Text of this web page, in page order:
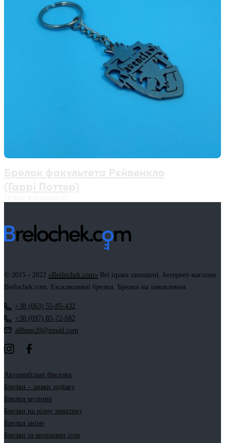
© 2015 - 2022 «Brelochek.com» Всі права захищені. Інтернет-магазин
Brelochek.com. Ексклюзивні брелки. Брелки на замовлення.
+38 (063) 55-85-432
+38 (097) 85-72-682
allbum20@gmail.com
Автомобільні брелоки
Брелки – знаки зодіаку
Брелки музичні
Брелки на різну тематику
Брелки аніме
Брелки за мотивами ігор